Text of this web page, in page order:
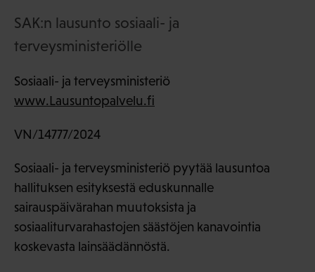
SAK:n lausunto sosiaali- ja
terveysministeriölle
Sosiaali- ja terveysministeriö
www.Lausuntopalvelu.fi
VN/14777/2024
Sosiaali- ja terveysministeriö pyytää lausuntoa
hallituksen esityksestä eduskunnalle
sairauspäivärahan muutoksista ja
sosiaaliturvarahastojen säästöjen kanavointia
koskevasta lainsäädännöstä.